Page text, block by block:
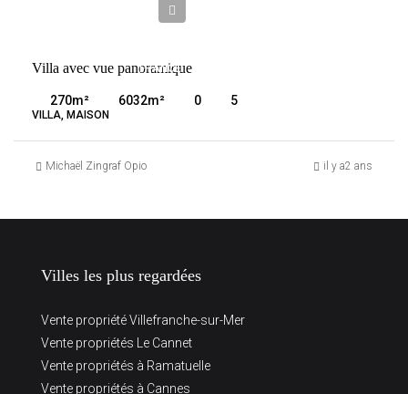
FRANCE
Villa avec vue panoramique
270m² 6032m² 0 5
VILLA, MAISON
Michaël Zingraf Opio il y a2 ans
Villes les plus regardées
Vente propriété Villefranche-sur-Mer
Vente propriétés Le Cannet
Vente propriétés à Ramatuelle
Vente propriétés à Cannes